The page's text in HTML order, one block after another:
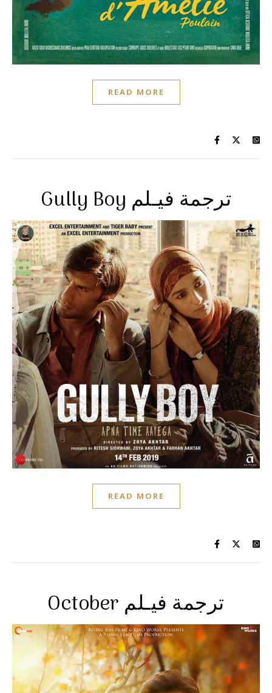
READ MORE
Gully Boy ترجمة فيـلم
READ MORE
October ترجمة فيـلم